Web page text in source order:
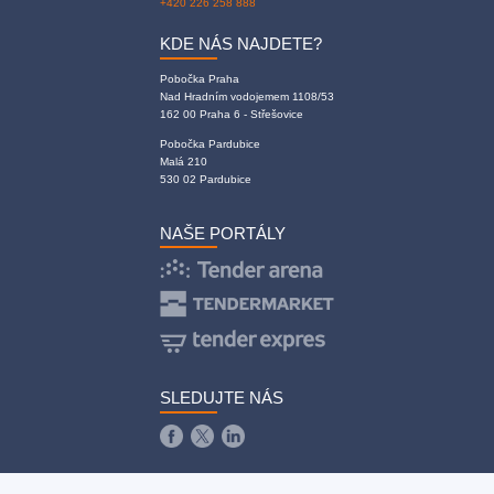
KDE NÁS NAJDETE?
Pobočka Praha
Nad Hradním vodojemem 1108/53
162 00 Praha 6 - Střešovice
Pobočka Pardubice
Malá 210
530 02 Pardubice
NAŠE PORTÁLY
SLEDUJTE NÁS